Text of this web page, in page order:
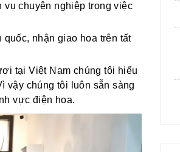
vụ chuyên nghiệp trong việc
nhận giao hoa trên tất
tại Việt Nam chúng tôi hiểu
vậy chúng tôi luôn sẵn sàng
vực điện hoa.